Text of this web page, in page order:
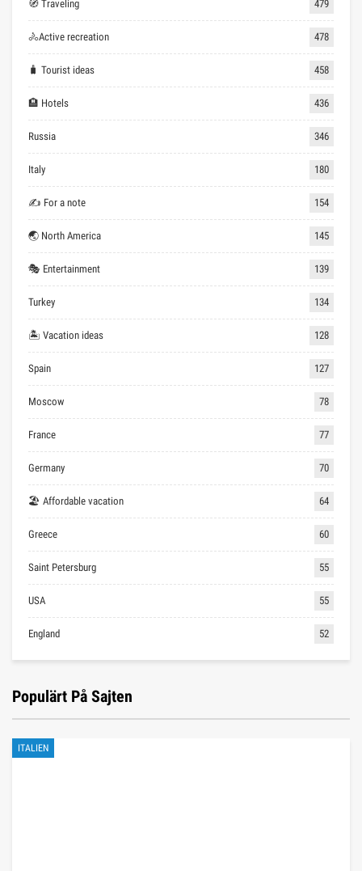
🧭 Traveling 479
🚴Active recreation 478
🧳 Tourist ideas 458
🏨 Hotels 436
Russia 346
Italy 180
✍ For a note 154
🌏 North America 145
🎭 Entertainment 139
Turkey 134
🏝 Vacation ideas 128
Spain 127
Moscow 78
France 77
Germany 70
🏖 Affordable vacation 64
Greece 60
Saint Petersburg 55
USA 55
England 52
Populärt På Sajten
ITALIEN